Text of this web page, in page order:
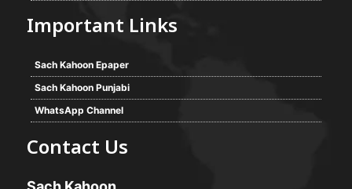
Important Links
Sach Kahoon Epaper
Sach Kahoon Punjabi
WhatsApp Channel
Contact Us